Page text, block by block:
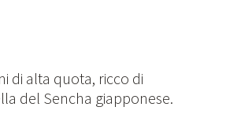
di alta quota, ricco di
del Sencha giapponese.